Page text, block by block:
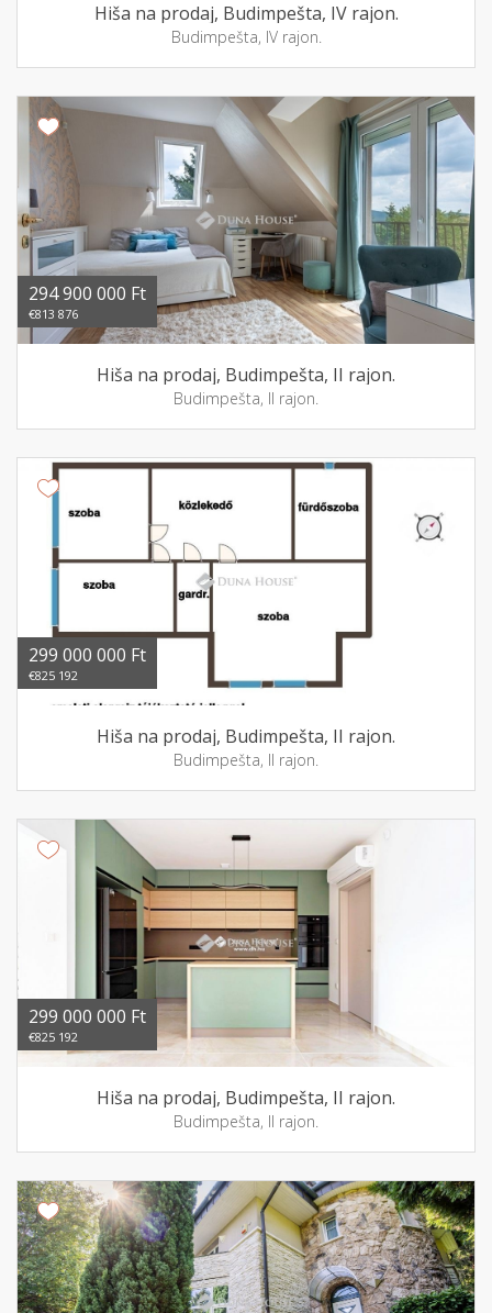
Hiša na prodaj, Budimpešta, IV rajon.
Budimpešta, IV rajon.
294 900 000 Ft
€813 876
Hiša na prodaj, Budimpešta, II rajon.
Budimpešta, II rajon.
299 000 000 Ft
€825 192
Hiša na prodaj, Budimpešta, II rajon.
Budimpešta, II rajon.
299 000 000 Ft
€825 192
Hiša na prodaj, Budimpešta, II rajon.
Budimpešta, II rajon.